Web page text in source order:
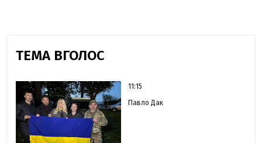
ТЕМА ВГОЛОС
11:15
Павло Дак